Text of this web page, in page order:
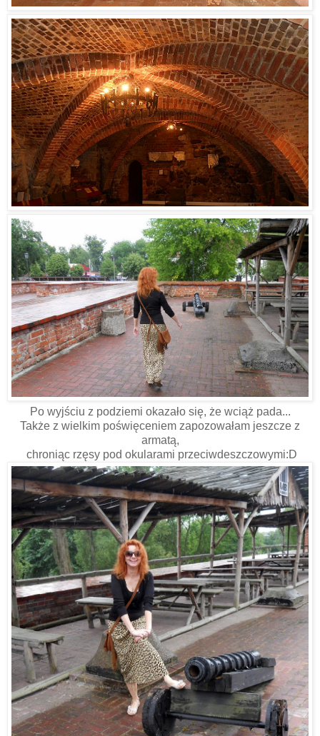
Po wyjściu z podziemi okazało się, że wciąż pada...
Także z wielkim poświęceniem zapozowałam jeszcze z
armatą,
chroniąc rzęsy pod okularami przeciwdeszczowymi:D